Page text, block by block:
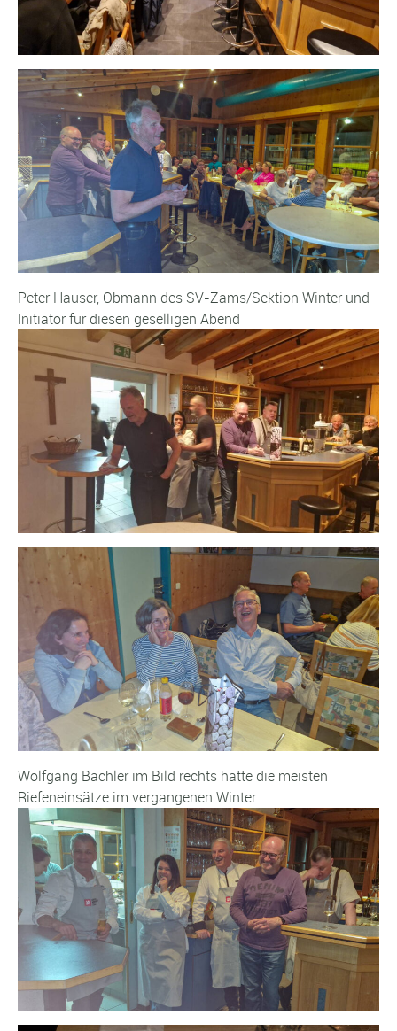
Peter Hauser, Obmann des SV-Zams/Sektion Winter und
Initiator für diesen geselligen Abend
Wolfgang Bachler im Bild rechts hatte die meisten
Riefeneinsätze im vergangenen Winter